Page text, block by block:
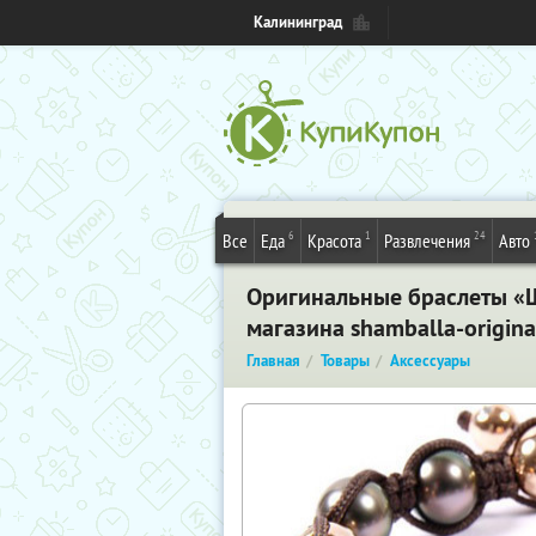
Калининград
Все Еда 6 Красота 1 Развлечения 24 Авто
Оригинальные браслеты
магазина shamballa-
Главная Товары Аксессуары